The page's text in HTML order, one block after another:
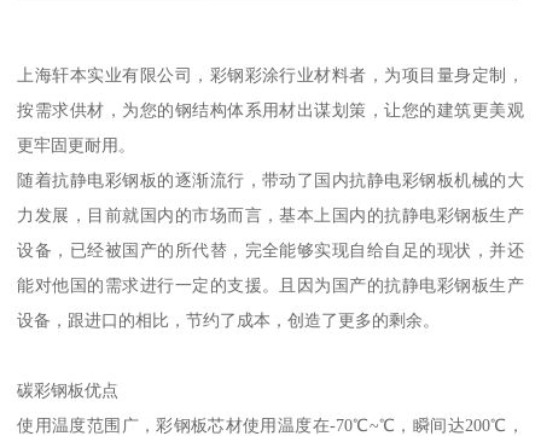
上海轩本实业有限公司，彩钢彩涂行业材料者，为项目量身定制，
按需求供材，为您的钢结构体系用材出谋划策，让您的建筑更美观
更牢固更耐用。
随着抗静电彩钢板的逐渐流行，带动了国内抗静电彩钢板机械的大
力发展，目前就国内的市场而言，基本上国内的抗静电彩钢板生产
设备，已经被国产的所代替，完全能够实现自给自足的现状，并还
能对他国的需求进行一定的支援。且因为国产的抗静电彩钢板生产
设备，跟进口的相比，节约了成本，创造了更多的剩余。
碳彩钢板优点
使用温度范围广，彩钢板芯材使用温度在-70℃~℃，瞬间达200℃，